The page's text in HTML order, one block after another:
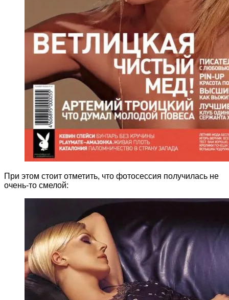
При этом стоит отметить, что фотосессия получилась не
очень-то смелой: